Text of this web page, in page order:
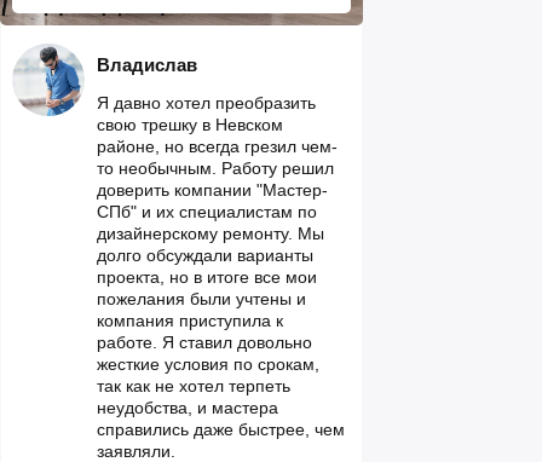
Я давно хотел преобразить
свою трешку в Невском
районе, но всегда грезил чем-
то необычным. Работу решил
доверить компании "Мастер-
СПб" и их специалистам по
дизайнерскому ремонту. Мы
долго обсуждали варианты
проекта, но в итоге все мои
пожелания были учтены и
компания приступила к
работе. Я ставил довольно
жесткие условия по срокам,
так как не хотел терпеть
неудобства, и мастера
справились даже быстрее, чем
заявляли.
Владислав